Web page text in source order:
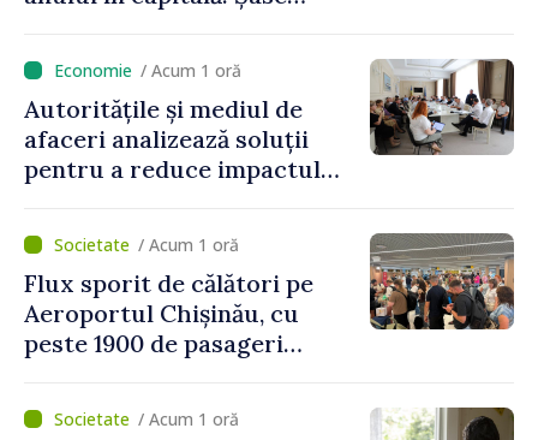
/ Acum 1 oră
Autoritățile și mediul de
afaceri analizează soluții
pentru a reduce impactul
asupra economiei
/ Acum 1 oră
Flux sporit de călători pe
Aeroportul Chișinău, cu
peste 1900 de pasageri
de vârf a concediilor
/ Acum 1 oră